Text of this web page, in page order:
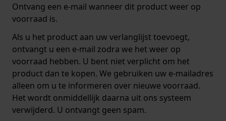
Ontvang een e-mail wanneer dit product weer op
voorraad is.
Als u het product aan uw verlanglijst toevoegt,
ontvangt u een e-mail zodra we het weer op
voorraad hebben. U bent niet verplicht om het
product dan te kopen. We gebruiken uw e-mailadres
alleen om u te informeren over nieuwe voorraad.
Het wordt onmiddellijk daarna uit ons systeem
verwijderd. U ontvangt geen spam.